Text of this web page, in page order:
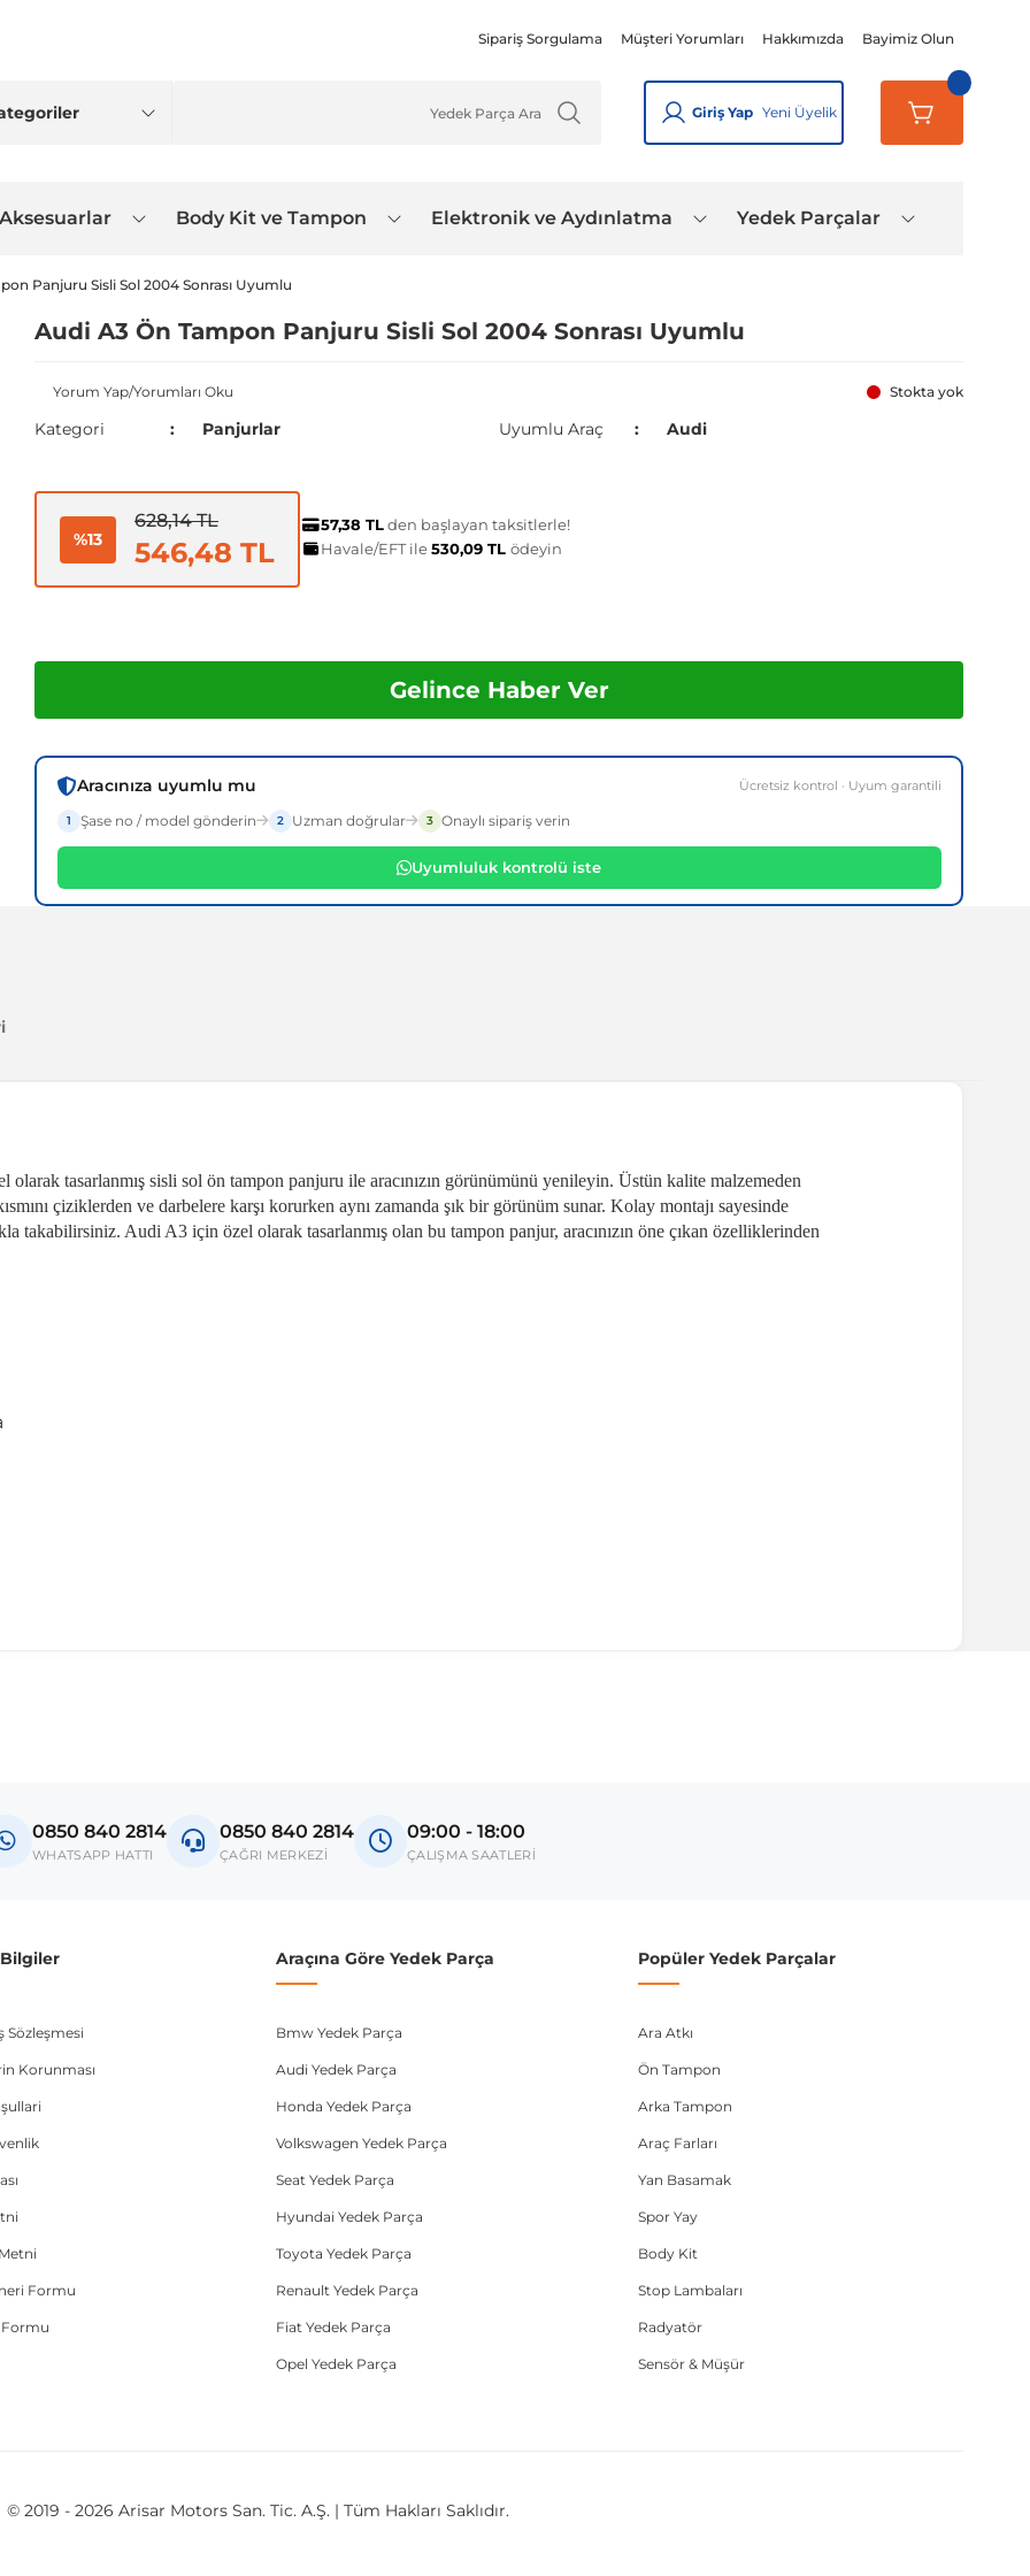
Sipariş Sorgulama Müşteri Yorumları Hakkımızda Bayimiz Olun
Giriş Yap Yeni Üyelik
Aksesuarlar Body Kit ve Tampon Elektronik ve Aydınlatma Yedek Parçalar
Panjuru Sisli Sol 2004 Sonrası Uyumlu
Audi A3 Ön Tampon Panjuru Sisli Sol 2004 Sonrası Uyumlu
Yorum Yap/Yorumları Oku Stokta yok
Kategori Panjurlar Uyumlu Araç Audi
%13
628,14 TL
546,48 TL
57,38 TLden başlayan taksitlerle!
Havale/EFT ile530,09 TL ödeyin
Gelince Haber Ver
Aracınıza uyumlu mu Ücretsiz kontrol · Uyum garantili
1 Şase no / model gönderin 2 Uzman doğrular 3 Onaylı sipariş verin
Uyumluluk kontrolü iste
tasarlanmış sisli sol ön tampon panjuru ile aracınızın görünümünü yenileyin. Üstün kalite malzemeden
çiziklerden ve darbelere karşı korurken aynı zamanda şık bir görünüm sunar. Kolay montajı sayesinde
takabilirsiniz. Audi A3 için özel olarak tasarlanmış olan bu tampon panjur, aracınızın öne çıkan özelliklerinden
0850 840 2814
WHATSAPP HATTI
0850 840 2814
ÇAĞRI MERKEZİ
09:00 - 18:00
ÇALIŞMA SAATLERİ
Sözleşmesi
Korunması
Formu
Formu
Araçına Göre Yedek Parça
Bmw Yedek Parça
Audi Yedek Parça
Honda Yedek Parça
Volkswagen Yedek Parça
Seat Yedek Parça
Hyundai Yedek Parça
Toyota Yedek Parça
Renault Yedek Parça
Fiat Yedek Parça
Opel Yedek Parça
Popüler Yedek Parçalar
Ara Atkı
Ön Tampon
Arka Tampon
Araç Farları
Yan Basamak
Spor Yay
Body Kit
Stop Lambaları
Radyatör
Sensör & Müşür
© 2019 - 2026 Arisar Motors San. Tic. A.Ş. | Tüm Hakları Saklıdır.